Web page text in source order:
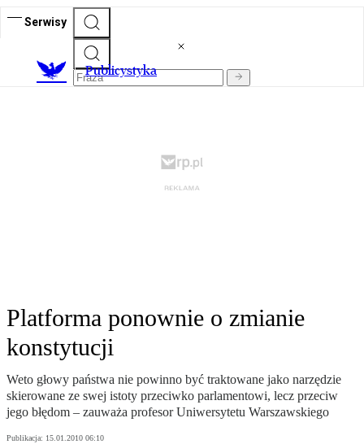
Serwisy
Publicystyka
Platforma ponownie o zmianie
konstytucji
Weto głowy państwa nie powinno być traktowane jako narzędzie
skierowane ze swej istoty przeciwko parlamentowi, lecz przeciw
jego błędom – zauważa profesor Uniwersytetu Warszawskiego
Publikacja: 15.01.2010 06:10